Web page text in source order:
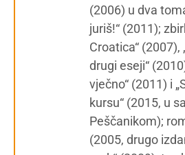
(2006) u dva
juriš!“ (2011);
Croatica“
drugi eseji“
vječno“ (2011) i
kursu“ (2015, u
Peščanikom);
(2005, drugo